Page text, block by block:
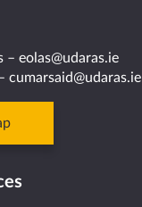
– eolas@udaras.ie
cumarsaid@udaras.ie